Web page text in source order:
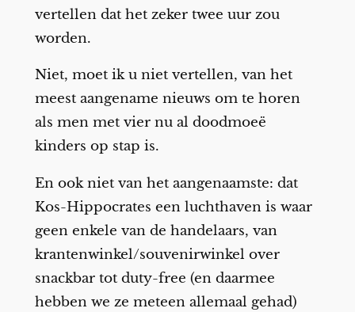
vertellen dat het zeker twee uur zou
worden.
Niet, moet ik u niet vertellen, van het
meest aangename nieuws om te horen
als men met vier nu al doodmoeë
kinders op stap is.
En ook niet van het aangenaamste: dat
Kos-Hippocrates een luchthaven is waar
geen enkele van de handelaars, van
krantenwinkel/souvenirwinkel over
snackbar tot duty-free (en daarmee
hebben we ze meteen allemaal gehad)